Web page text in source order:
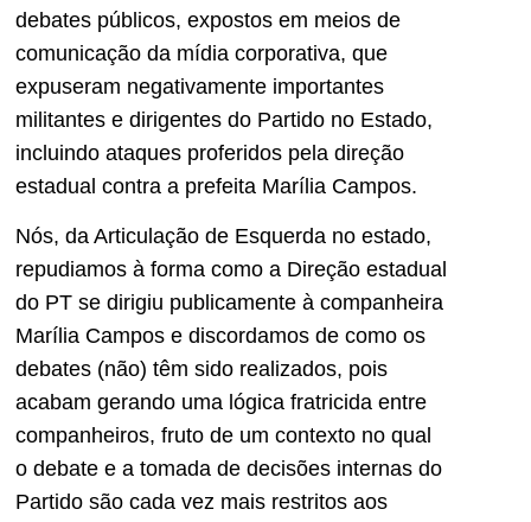
debates públicos, expostos em meios de
comunicação da mídia corporativa, que
expuseram negativamente importantes
militantes e dirigentes do Partido no Estado,
incluindo ataques proferidos pela direção
estadual contra a prefeita Marília Campos.
Nós, da Articulação de Esquerda no estado,
repudiamos à forma como a Direção estadual
do PT se dirigiu publicamente à companheira
Marília Campos e discordamos de como os
debates (não) têm sido realizados, pois
acabam gerando uma lógica fratricida entre
companheiros, fruto de um contexto no qual
o debate e a tomada de decisões internas do
Partido são cada vez mais restritos aos